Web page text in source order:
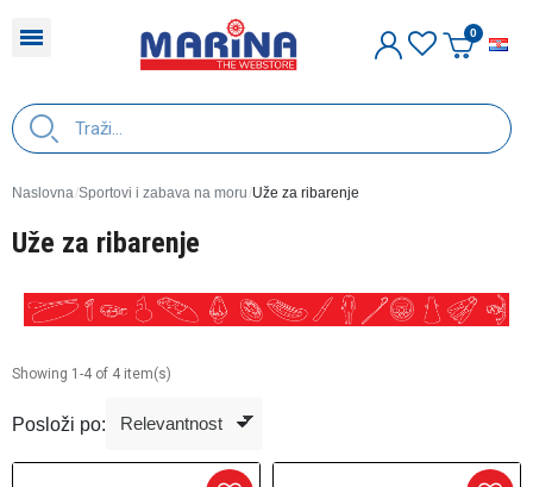
Naslovna Sportovi i zabava na moru Uže za ribarenje
Uže za ribarenje
Showing 1-4 of 4 item(s)
Posloži po: